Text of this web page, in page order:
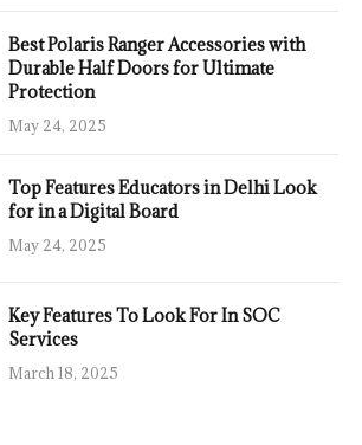
Best Polaris Ranger Accessories with
Durable Half Doors for Ultimate
Protection
May 24, 2025
Top Features Educators in Delhi Look
for in a Digital Board
May 24, 2025
Key Features To Look For In SOC
Services
March 18, 2025